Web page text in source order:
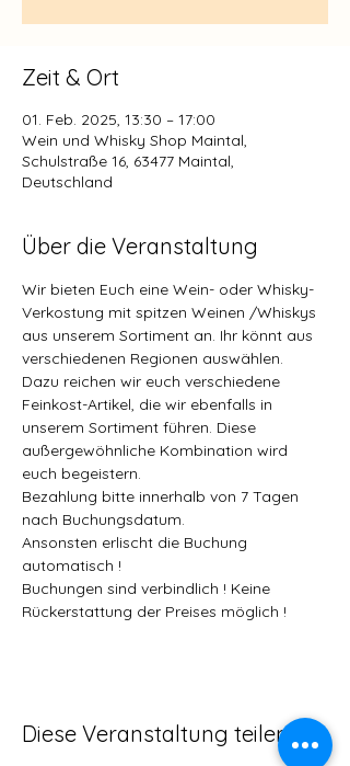
Zeit & Ort
01. Feb. 2025, 13:30 – 17:00
Wein und Whisky Shop Maintal,
Schulstraße 16, 63477 Maintal,
Deutschland
Über die Veranstaltung
Wir bieten Euch eine Wein- oder Whisky-
Verkostung mit spitzen Weinen /Whiskys
aus unserem Sortiment an. Ihr könnt aus
verschiedenen Regionen auswählen.
Dazu reichen wir euch verschiedene
Feinkost-Artikel, die wir ebenfalls in
unserem Sortiment führen. Diese
außergewöhnliche Kombination wird
euch begeistern.
Bezahlung bitte innerhalb von 7 Tagen
nach Buchungsdatum.
Ansonsten erlischt die Buchung
automatisch !
Buchungen sind verbindlich ! Keine
Rückerstattung der Preises möglich !
Diese Veranstaltung teilen